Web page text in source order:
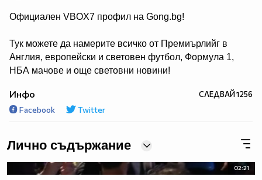
Официален VBOX7 профил на Gong.bg!
Тук можете да намерите всичко от Премиърлийг в
Англия, европейски и световен футбол, Формула 1,
НБА мачове и още световни новини!
Инфо СЛЕДВАЙ1256
Facebook Twitter
Лично съдържание
02:21